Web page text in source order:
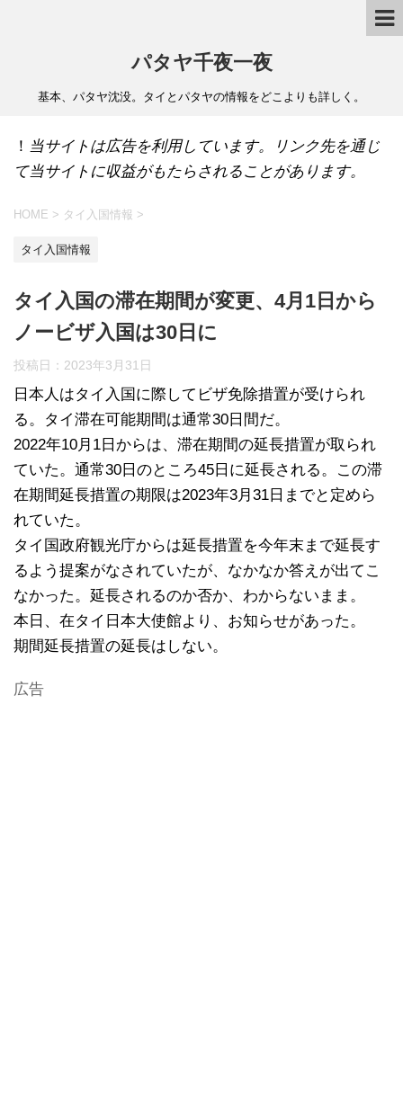
パタヤ千夜一夜
基本、パタヤ沈没。タイとパタヤの情報をどこよりも詳しく。
！ 当サイトは広告を利用しています。リンク先を通じ
て当サイトに収益がもたらされることがあります。
HOME > タイ入国情報 >
タイ入国情報
タイ入国の滞在期間が変更、4月1日から
ノービザ入国は30日に
投稿日： 2023年3月31日
日本人はタイ入国に際してビザ免除措置が受けられ
る。タイ滞在可能期間は通常30日間だ。
2022年10月1日からは、滞在期間の延長措置が取られ
ていた。通常30日のところ45日に延長される。この滞
在期間延長措置の期限は2023年3月31日までと定めら
れていた。
タイ国政府観光庁からは延長措置を今年末まで延長す
るよう提案がなされていたが、なかなか答えが出てこ
なかった。延長されるのか否か、わからないまま。
本日、在タイ日本大使館より、お知らせがあった。
期間延長措置の延長はしない。
広告